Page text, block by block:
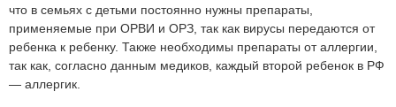
что в семьях с детьми постоянно нужны препараты,
применяемые при ОРВИ и ОРЗ, так как вирусы передаются от
ребенка к ребенку. Также необходимы препараты от аллергии,
так как, согласно данным медиков, каждый второй ребенок в РФ
— аллергик.